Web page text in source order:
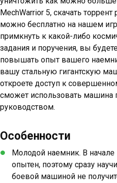
MechWarrior 5, скачать
можно бесплатно на нашем
примкнуть к какой-либо
задания и поручения, вы
повышать опыт вашего
вашу стальную гигантскую
откроете доступ к
сможет использовать машина
руководством.
Особенности
Молодой наемник. В
опытен, поэтому сразу
боевой машиной не